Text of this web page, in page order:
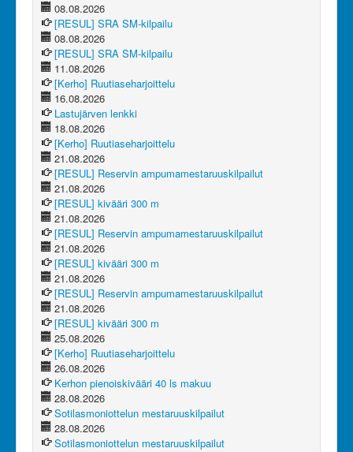
08.08.2026
[RESUL] SRA SM-kilpailu
08.08.2026
[RESUL] SRA SM-kilpailu
11.08.2026
[Kerho] Ruutiaseharjoittelu
16.08.2026
Lastujärven lenkki
18.08.2026
[Kerho] Ruutiaseharjoittelu
21.08.2026
[RESUL] Reservin ampumamestaruuskilpailut
21.08.2026
[RESUL] kivääri 300 m
21.08.2026
[RESUL] Reservin ampumamestaruuskilpailut
21.08.2026
[RESUL] kivääri 300 m
21.08.2026
[RESUL] Reservin ampumamestaruuskilpailut
21.08.2026
[RESUL] kivääri 300 m
25.08.2026
[Kerho] Ruutiaseharjoittelu
26.08.2026
Kerhon pienoiskivääri 40 ls makuu
28.08.2026
Sotilasmoniottelun mestaruuskilpailut
28.08.2026
Sotilasmoniottelun mestaruuskilpailut